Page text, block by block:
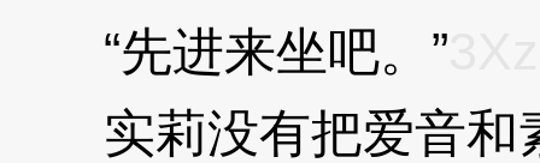
“先进来坐吧。”
实莉没有把爱音和